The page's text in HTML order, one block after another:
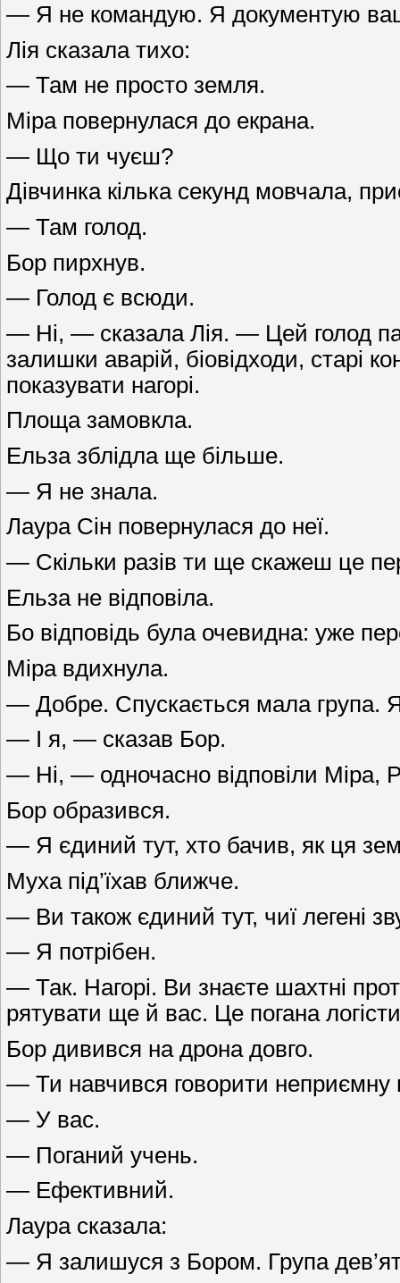
— Я не командую. Я документую
Лія сказала тихо:
— Там не просто земля.
Міра повернулася до екрана.
— Що ти чуєш?
Дівчинка кілька секунд мовчала,
— Там голод.
Бор пирхнув.
— Голод є всюди.
— Ні, — сказала Лія. — Цей голод
залишки аварій, біовідходи, старі
показувати нагорі.
Площа замовкла.
Ельза зблідла ще більше.
— Я не знала.
Лаура Сін повернулася до неї.
— Скільки разів ти ще скажеш це
Ельза не відповіла.
Бо відповідь була очевидна: уже
Міра вдихнула.
— Добре. Спускається мала група.
— І я, — сказав Бор.
— Ні, — одночасно відповіли Міра,
Бор образився.
— Я єдиний тут, хто бачив, як ця
Муха під’їхав ближче.
— Ви також єдиний тут, чиї легені
— Я потрібен.
— Так. Нагорі. Ви знаєте шахтні
рятувати ще й вас. Це погана
Бор дивився на дрона довго.
— Ти навчився говорити неприємну
— У вас.
— Поганий учень.
— Ефективний.
Лаура сказала:
— Я залишуся з Бором. Група